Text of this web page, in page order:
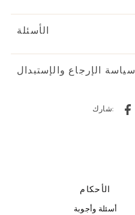
الأسئلة
سياسة الإرجاع والإستبدال
شارك:
الأحكام
أسئلة وأجوبة